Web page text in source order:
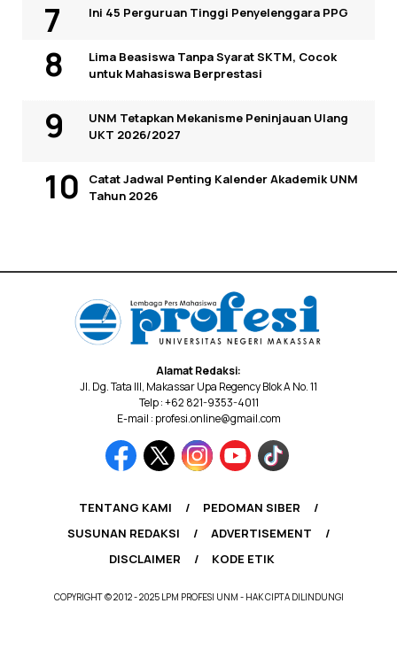
Ini 45 Perguruan Tinggi Penyelenggara PPG
Lima Beasiswa Tanpa Syarat SKTM, Cocok
untuk Mahasiswa Berprestasi
UNM Tetapkan Mekanisme Peninjauan Ulang
UKT 2026/2027
Catat Jadwal Penting Kalender Akademik UNM
Tahun 2026
Alamat Redaksi:
Jl. Dg. Tata III, Makassar Upa Regency Blok A No. 11
Telp : +62 821-9353-4011
E-mail : profesi.online@gmail.com
TENTANG KAMI
PEDOMAN SIBER
SUSUNAN REDAKSI
ADVERTISEMENT
DISCLAIMER
KODE ETIK
COPYRIGHT © 2012 - 2025 LPM PROFESI UNM - HAK CIPTA DILINDUNGI